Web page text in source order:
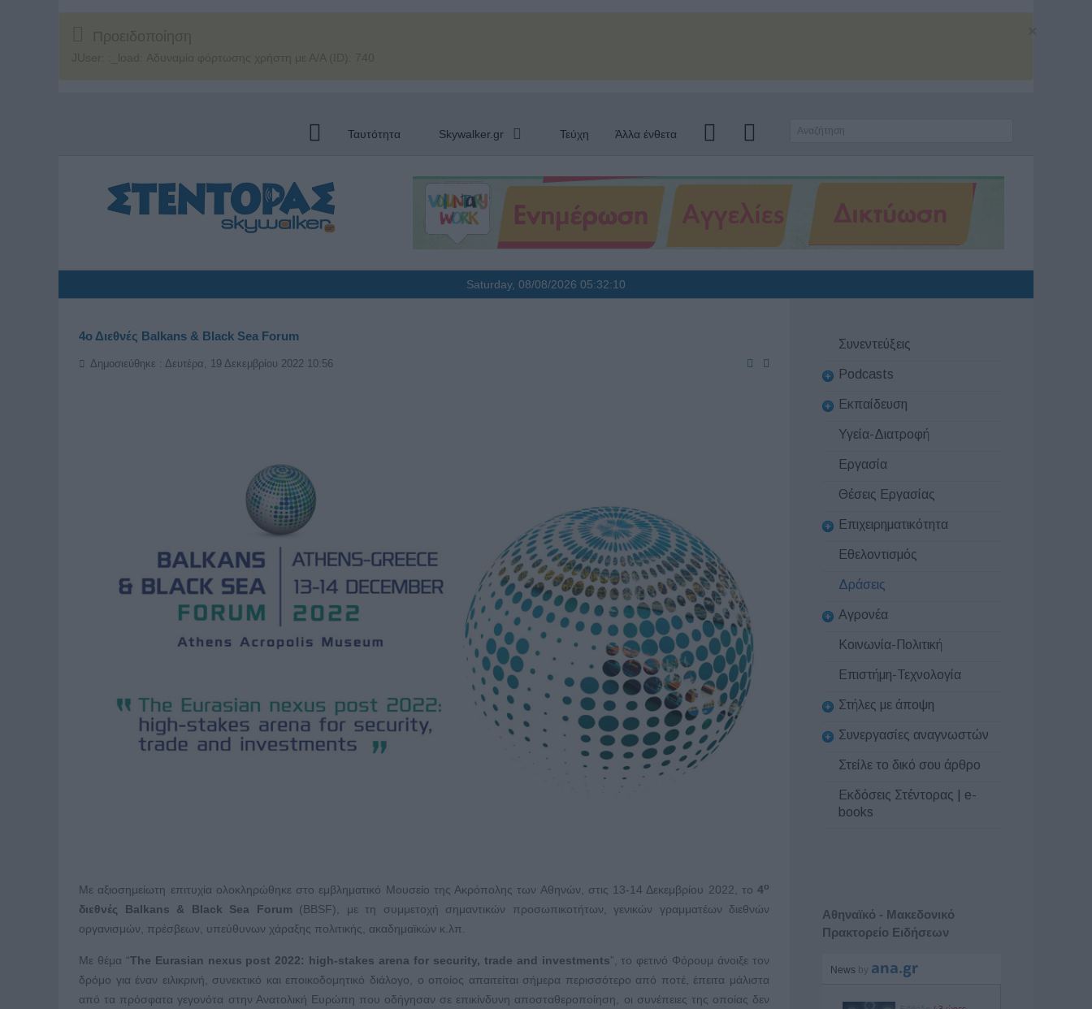
Προειδοποίηση
JUser: :_load: Αδυναμία φόρτωσης χρήστη με Α/Α (ID): 740
Ταυτότητα Skywalker.gr Τεύχη Άλλα ένθετα
Saturday, 08/08/202605:32:11
4ο Διεθνές Balkans & Black Sea Forum
Δημοσιεύθηκε : Δευτέρα, 19 Δεκεμβρίου 2022 10:56
Με αξιοσημείωτη επιτυχία ολοκληρώθηκε στο εμβληματικό Μουσείο της Ακρόπολης των Αθηνών, στις 13-14 Δεκεμβρίου 2022, το 4ο
διεθνές Balkans & Black Sea Forum (BBSF), με τη συμμετοχή σημαντικών προσωπικοτήτων, γενικών γραμματέων διεθνών
οργανισμών, πρέσβεων, υπεύθυνων χάραξης πολιτικής, ακαδημαϊκών κ.λπ.
Με θέμα “The Eurasian nexus post 2022: high-stakes arena for security, trade and investments”, το φετινό Φόρουμ άνοιξε τον
δρόμο για έναν ειλικρινή, συνεκτικό και εποικοδομητικό διάλογο, ο οποίος απαιτείται σήμερα περισσότερο από ποτέ, έπειτα μάλιστα
από τα πρόσφατα γεγονότα στην Ανατολική Ευρώπη που οδήγησαν σε επικίνδυνη αποσταθεροποίηση, οι συνέπειες της οποίας δεν
Συνεντεύξεις
Podcasts
Εκπαίδευση
Υγεία-Διατροφή
Εργασία
Θέσεις Εργασίας
Επιχειρηματικότητα
Εθελοντισμός
Δράσεις
Αγρονέα
Κοινωνία-Πολιτική
Επιστήμη-Τεχνολογία
Στήλες με άποψη
Συνεργασίες αναγνωστών
Στείλε το δικό σου άρθρο
Εκδόσεις Στέντορας | e-
books
Αθηναϊκό - Μακεδονικό
Πρακτορείο Ειδήσεων